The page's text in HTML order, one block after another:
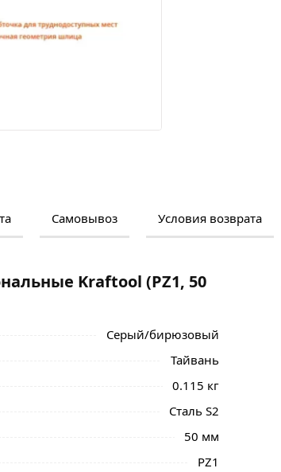
Самовывоз Условия возврата
и отзывами о товаре, чтобы сделать
отличается особой прочностью, а
на строительных площадках.
насечки и закаленные грани,
крепеж. Хвостовик 1/4" Е надежно
обеспечивая безопасную работу
Kraftool (PZ1, 50 мм, 10 шт.) 26124-1-50-
Kraftool (PZ1, 50
Серый/бирюзовый
Тайвань
0.115 кг
Сталь S2
50 мм
PZ1